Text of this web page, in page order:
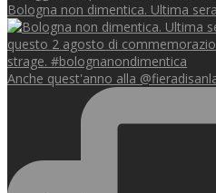
Bologna non dimentica. Ultima
Anche quest'anno alla